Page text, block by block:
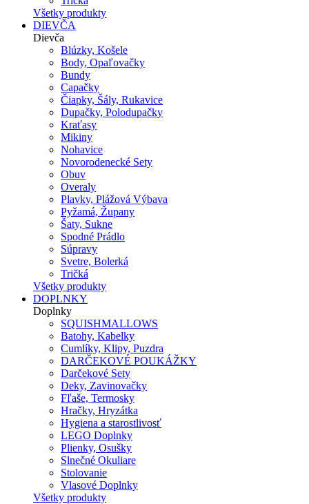
Všetky produkty
DIEVČA
Dievča
Blúzky, Košele
Body, Opaľovačky
Bundy
Capačky
Čiapky, Šály, Rukavice
Dupačky, Polodupačky
Kraťasy
Mikiny
Nohavice
Novorodenecké Sety
Obuv
Overaly
Plavky, Plážová Výbava
Pyžamá, Župany
Šaty, Sukne
Spodné Prádlo
Súpravy
Svetre, Bolerká
Tričká
Všetky produkty
DOPLNKY
Doplnky
SQUISHMALLOWS
Batohy, Kabelky
Cumlíky, Klipy, Puzdra
DARČEKOVÉ POUKÁŽKY
Darčekové Sety
Deky, Zavinovačky
Fľaše, Termosky
Hračky, Hryzátka
Hygiena a starostlivosť
LEGO Doplnky
Plienky, Osušky
Slnečné Okuliare
Stolovanie
Vlasové Doplnky
Všetky produkty